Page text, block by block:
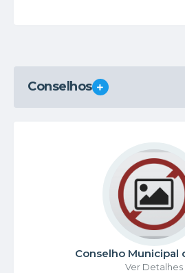
Conselhos VER MAIS
Conselho Municipal
Ver Detalhes